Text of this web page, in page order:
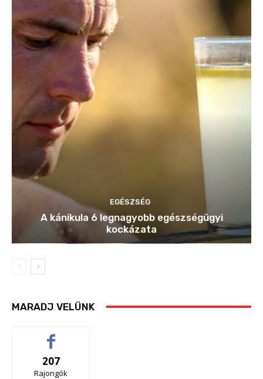
EGÉSZSÉG
A kánikula 6 legnagyobb egészségügyi
kockázata
MARADJ VELÜNK
207
Rajongók